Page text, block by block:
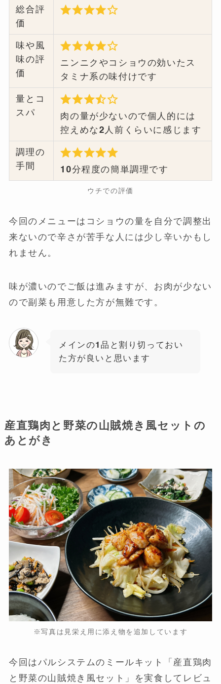
総合評
価
味や風
味の評
価
ニンニクやコショウの効いたス
タミナ系の味付けです
量とコ
スパ
肉の量が少ないので個人的には
控えめな2人前くらいに感じます
調理の
手間
10分程度の簡単調理です
ウチでの評価
今回のメニューはコショウの量を自分で調整出
来ないので辛さが苦手な人には少し辛いかもし
れません。
味が濃いのでご飯は進みますが、お肉が少ない
ので副菜も用意した方が無難です。
メインの1品と割り切っておい
た方が良いと思います
産直鶏肉と野菜の山賊焼き風セットの
あとがき
※写真は見栄え用に添え物を追加しています
今回はパルシステムのミールキット「産直鶏肉
と野菜の山賊焼き風セット」を実食してレビュ